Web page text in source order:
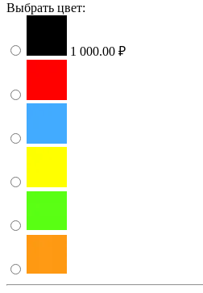
Выбрать цвет:
1 000.00 ₽